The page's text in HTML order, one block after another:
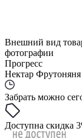
Внешний вид
фотографии
Прогресс
Нектар
Забрать можно
Доступна скидка